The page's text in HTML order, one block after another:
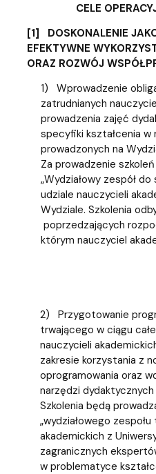
CELE
[1] DOSKONALENIE
EFEKTYWNE
ORAZ ROZWÓJ
1) Wprowadzenie
zatrudnianych
prowadzenia zajęć
specyfiki kształcenia w
prowadzonych na
Za prowadzenie
„Wydziałowy zespół
udziale nauczycieli
Wydziale. Szkolenia
poprzedzających
którym nauczyciel
2) Przygotowanie
trwającego w ciągu
nauczycieli
zakresie korzystania z
oprogramowania oraz
narzędzi
Szkolenia będą
„wydziałowego
akademickich z
zagranicznych
w problematyce